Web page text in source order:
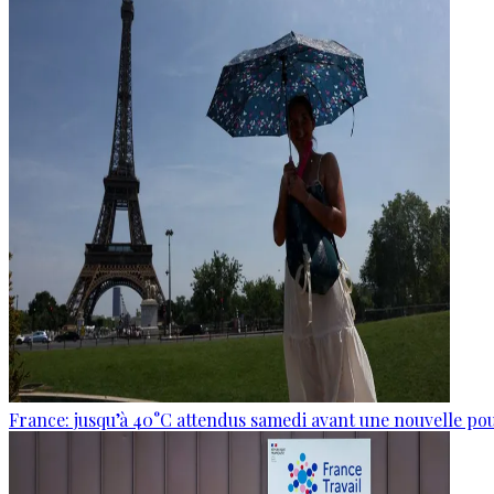
France: jusqu’à 40°C attendus samedi avant une nouvelle